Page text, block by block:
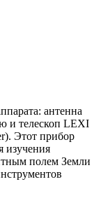
антенна
и телескоп LEXI
Этот прибор
изучения
полем Земли